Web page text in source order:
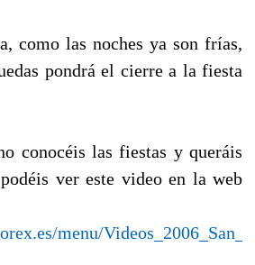
como las noches ya son frías,
pondrá el cierre a la fiesta
conocéis las fiestas y queráis
ver este video en la web
menu/